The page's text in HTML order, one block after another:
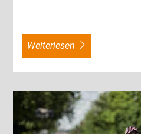
weiterlesen